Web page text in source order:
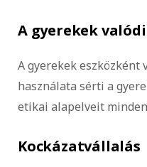
A gyerekek
A gyerekek eszközként
használata sérti a
etikai alapelveit
Kockázatvállalás